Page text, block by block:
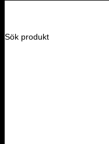
Sök produkt